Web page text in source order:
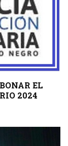
EL
2024